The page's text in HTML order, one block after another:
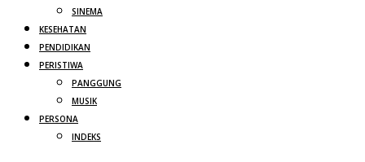
SINEMA
KESEHATAN
PENDIDIKAN
PERISTIWA
PANGGUNG
MUSIK
PERSONA
INDEKS